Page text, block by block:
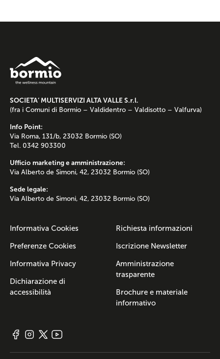
SOCIETA’ MULTISERVIZI ALTA VALLE S.r.l.
(fra i Comuni di Bormio – Valdidentro – Valdisotto – Valfurva)
Info Point:
Via Roma, 131/b, 23032 Bormio (SO)
Tel. 0342 903300
Ufficio marketing e amministrazione:
Via Alberto de Simoni, 42, 23032 Bormio (SO)
Sede legale:
Via Alberto de Simoni, 42, 23032 Bormio (SO)
Informativa Cookies
Preferenze Cookies
Informativa Privacy
Dichiarazione di
accessibilità
Richiesta informazioni
Iscrizione Newsletter
Amministrazione
trasparente
Brochure e materiale
informativo